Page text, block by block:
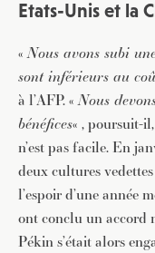
Etats-Unis et la
«Nous avons subi
sont inférieurs au
à l’AFP. «Nous
bénéfices« , poursuit-
n’est pas facile. En
deux cultures
l’espoir d’une année
ont conclu un accord
Pékin s’était alors